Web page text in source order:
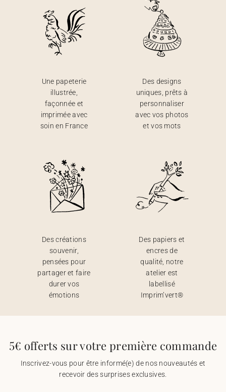
Une papeterie
illustrée,
façonnée et
imprimée avec
soin en France
Des designs
uniques, prêts à
personnaliser
avec vos photos
et vos mots
Des créations
souvenir,
pensées pour
partager et faire
durer vos
émotions
Des papiers et
encres de
qualité, notre
atelier est
labellisé
Imprim’vert®
5€ offerts sur votre première commande
Inscrivez-vous pour être informé(e) de nos nouveautés et
recevoir des surprises exclusives.